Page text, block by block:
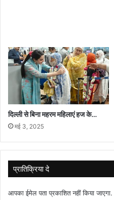
दिल्ली से बिना महरम महिलाएं हज के…
मई 3, 2025
प्रातिक्रिया दे
आपका ईमेल पता प्रकाशित नहीं किया जाएगा.